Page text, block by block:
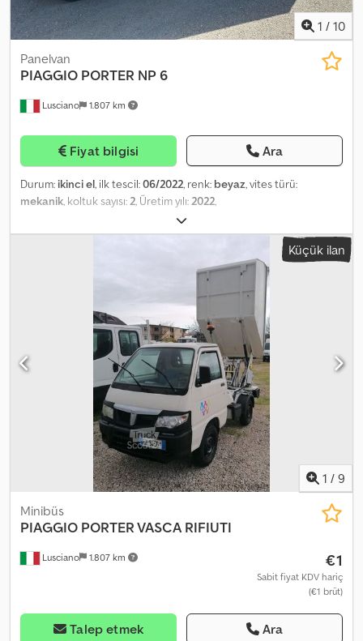
1 / 10
Lusciano 1.807 km
Panelvan
PIAGGIO PORTER NP 6
Fiyat bilgisi Ara
Durum: ikinci el, ilk tescil:06/2022, renk: beyaz, vites türü:
mekanik, koltuk sayısı:2, Üretim yılı:2022,
Küçük ilan
1 / 9
Lusciano 1.807 km
Minibüs
PIAGGIO PORTER VASCA RIFIUTI
€1
Sabit fiyat KDV hariç
(€1 brüt)
Talep etmek Ara